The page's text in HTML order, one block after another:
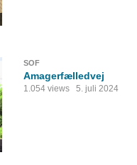
SOF
Amagerfælledvej
1.054 views 5. juli 2024